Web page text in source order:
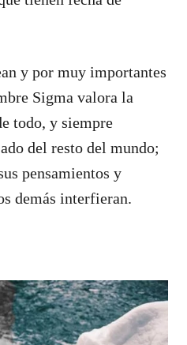
y por muy importantes
Sigma valora la
todo, y siempre
del resto del mundo;
pensamientos y
demás interfieran.